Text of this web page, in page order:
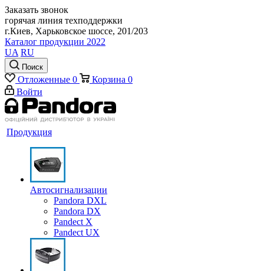
Заказать звонок
горячая линия техподдержки
г.Киев, Харьковское шоссе, 201/203
Каталог продукции 2022
UA RU
Поиск
Отложенные 0 Корзина 0
Войти
Продукция
Автосигнализации
Pandora DXL
Pandora DX
Pandect X
Pandect UX